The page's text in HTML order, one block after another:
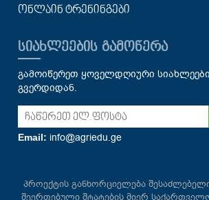
ᲝᲜᲚᲐᲘᲜ ᲢᲠᲔᲜᲘᲜᲒᲔᲑᲘ
ᲡᲘᲐᲮᲚᲔᲔᲑᲘᲡ ᲒᲐᲛᲝᲬᲔᲠᲐ
გამოიწერეთ ყოველდღიური სიახლეები
გვერდიდან.
Email: info@agriedu.ge
პროექტის განხორციელება
შეერთებული შტატების მიერ